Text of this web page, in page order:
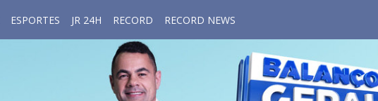
ESPORTES JR 24H RECORD RECORD NEWS